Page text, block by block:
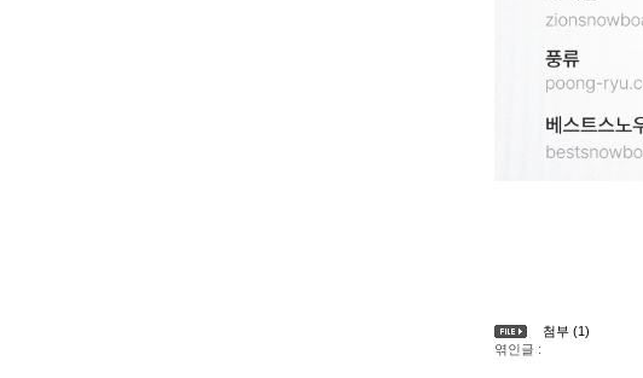
첨부 (1)
엮인글 :